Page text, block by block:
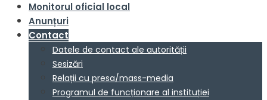
Monitorul oficial local
Anunțuri
Contact
Datele de contact ale autorității
Sesizări
Relații cu presa/mass-media
Programul de funcționare al instituției